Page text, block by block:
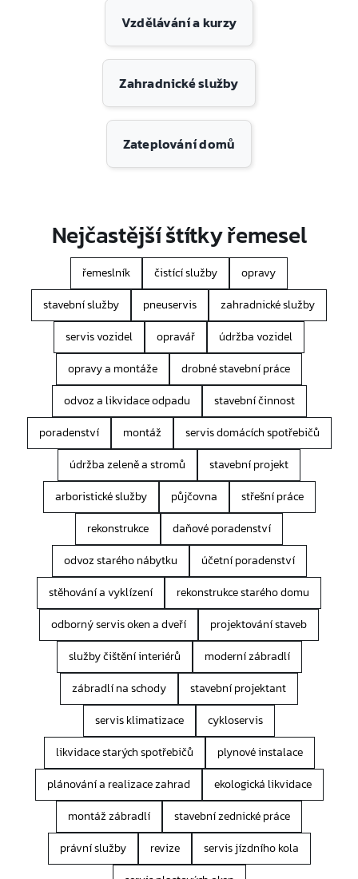
Vzdělávání a kurzy
Zahradnické služby
Zateplování domů
Nejčastější štítky řemesel
řemeslník čistící služby
opravy
stavební služby
pneuservis
zahradnické služby
servis vozidel
opravář
údržba vozidel
opravy a montáže
drobné stavební práce
odvoz a likvidace odpadu
stavební činnost
poradenství
montáž
servis domácích spotřebičů
údržba zeleně a stromů
stavební projekt
arboristické služby
půjčovna
střešní práce
rekonstrukce
daňové poradenství
odvoz starého nábytku
účetní poradenství
stěhování a vyklízení
rekonstrukce starého domu
odborný servis oken a dveří
projektování staveb
služby čištění interiérů
moderní zábradlí
zábradlí na schody
stavební projektant
servis klimatizace
cykloservis
likvidace starých spotřebičů
plynové instalace
plánování a realizace zahrad
ekologická likvidace
montáž zábradlí
stavební zednické práce
právní služby
revize
servis jízdního kola